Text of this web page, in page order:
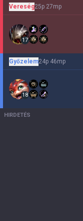
Vereség25p 27mp
17
Győzelem24p 46mp
18
HIRDETÉS